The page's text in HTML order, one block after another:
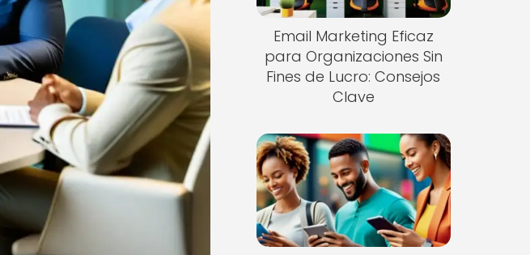
Email Marketing Eficaz
para Organizaciones Sin
Fines de Lucro: Consejos
Clave